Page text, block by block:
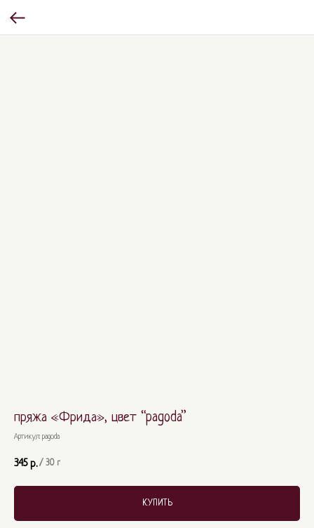
пряжа «Фрида», цвет “pagoda”
Артикул: pagoda
345 р. / 30 г
КУПИТЬ